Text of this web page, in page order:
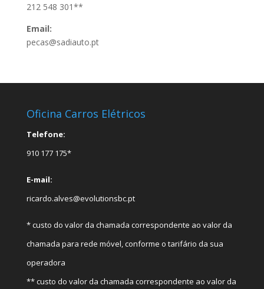
212 548 301**
Email:
pecas@sadiauto.pt
Oficina Carros Elétricos
Telefone:
910 177 175*
E-mail:
ricardo.alves@evolutionsbc.pt
* custo do valor da chamada correspondente ao valor da
chamada para rede móvel, conforme o tarifário da sua
operadora
** custo do valor da chamada correspondente ao valor da